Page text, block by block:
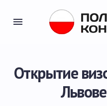
Открытие